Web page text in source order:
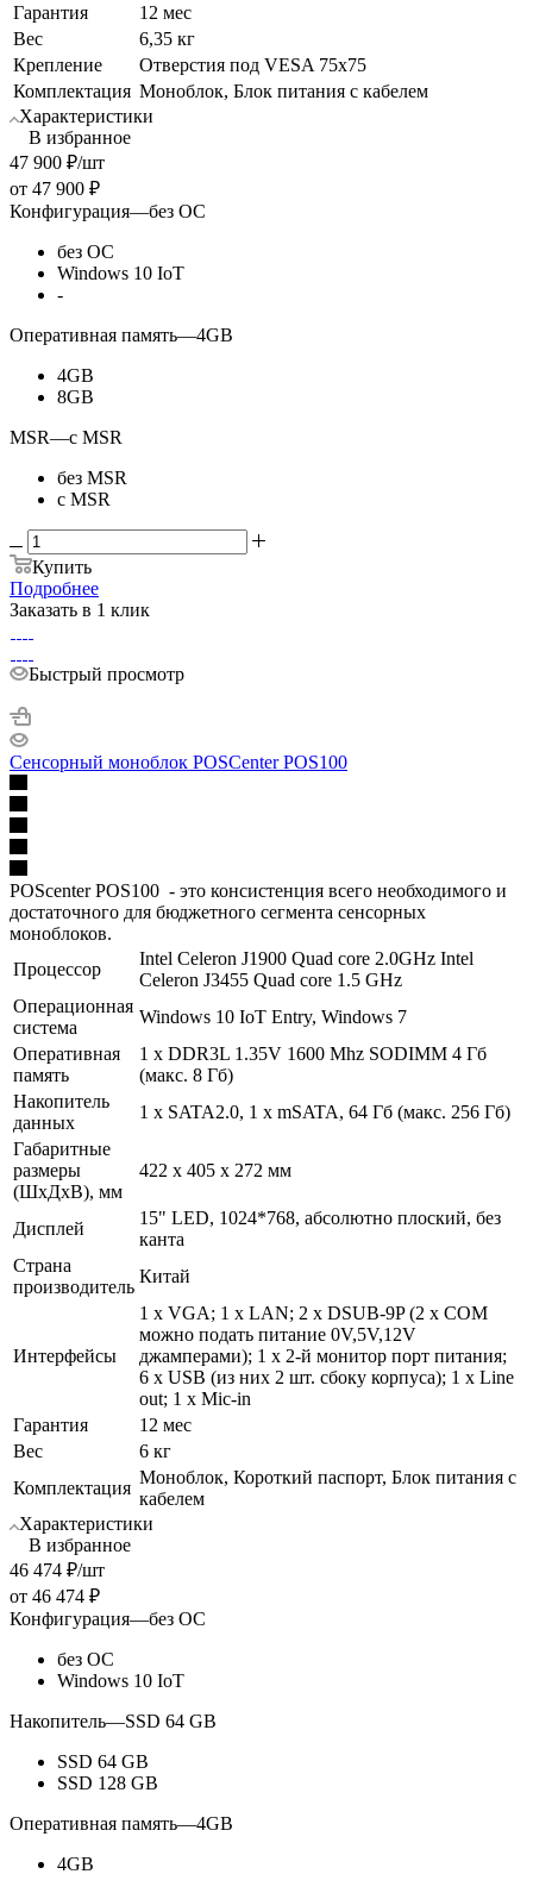
Гарантия
12 мес
Вес
6,35 кг
Крепление
Отверстия под VESA 75x75
Комплектация Моноблок, Блок питания с кабелем
Характеристики
В избранное
47 900 ₽/шт
от 47 900 ₽
Конфигурация—без ОС
без ОС
Windows 10 IoT
-
Оперативная память—4GB
4GB
8GB
MSR—с MSR
без MSR
с MSR
Купить
Подробнее
Заказать в 1 клик
Быстрый просмотр
Сенсорный моноблок POSCenter POS100
POScenter POS100 - это консистенция всего необходимого и
достаточного для бюджетного сегмента сенсорных
моноблоков.
Процессор
Intel Celeron J1900 Quad core 2.0GHz Intel
Celeron J3455 Quad core 1.5 GHz
Операционная
система
Windows 10 IoT Entry, Windows 7
Оперативная
память
1 х DDR3L 1.35V 1600 Mhz SODIMM 4 Гб
(макс. 8 Гб)
Накопитель
данных
1 х SATA2.0, 1 х mSATA, 64 Гб (макс. 256 Гб)
Габаритные
размеры
(ШхДхВ), мм
422 х 405 х 272 мм
Дисплей
15" LED, 1024*768, абсолютно плоский, без
канта
Страна
производитель
Китай
Интерфейсы
1 х VGA; 1 х LAN; 2 х DSUB-9P (2 х COM
можно подать питание 0V,5V,12V
джамперами); 1 х 2-й монитор порт питания;
6 х USB (из них 2 шт. сбоку корпуса); 1 х Line
out; 1 х Mic-in
Гарантия
12 мес
Вес
6 кг
Комплектация
Моноблок, Короткий паспорт, Блок питания с
кабелем
Характеристики
В избранное
46 474 ₽/шт
от 46 474 ₽
Конфигурация—без ОС
без ОС
Windows 10 IoT
Накопитель—SSD 64 GB
SSD 64 GB
SSD 128 GB
Оперативная память—4GB
4GB